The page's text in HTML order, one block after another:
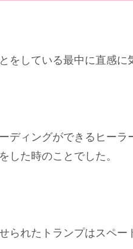
をしている最中に直感に
ディングができるヒー
した時のことでした。
られたトランプはスペ